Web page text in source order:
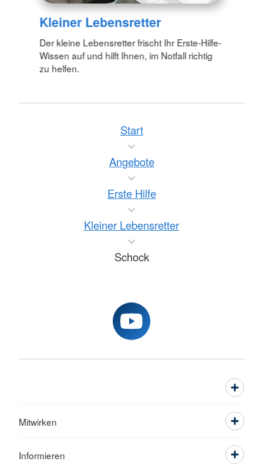
Kleiner Lebensretter
Der kleine Lebensretter frischt Ihr Erste-Hilfe-
Wissen auf und hilft Ihnen, im Notfall richtig
zu helfen.
Start
Angebote
Erste Hilfe
Kleiner Lebensretter
Schock
Mitwirken
Informieren